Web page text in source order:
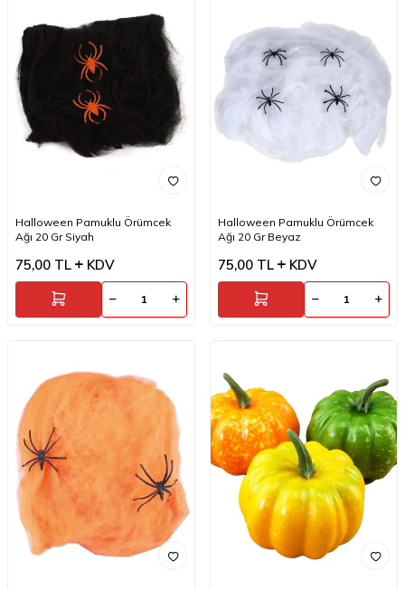
Halloween Pamuklu Örümcek
Ağı 20 Gr Siyah
75,00 TL KDV
Halloween Pamuklu Örümcek
Ağı 20 Gr Beyaz
75,00 TL KDV